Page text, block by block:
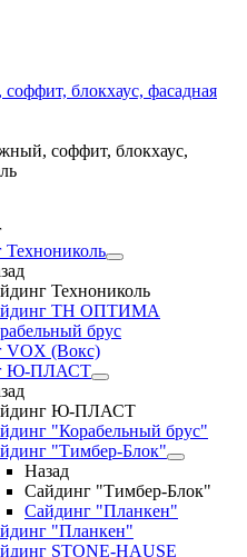
блокхаус, фасадная
соффит, блокхаус,
Технониколь
Технониколь
ТН ОПТИМА
брус
VOX (Вокс)
Ю-ПЛАСТ
Ю-ПЛАСТ
"Корабельный брус"
"Тимбер-Блок"
Назад
Сайдинг "Тимбер-Блок"
Сайдинг "Планкен"
"Планкен"
STONE-HAUSE